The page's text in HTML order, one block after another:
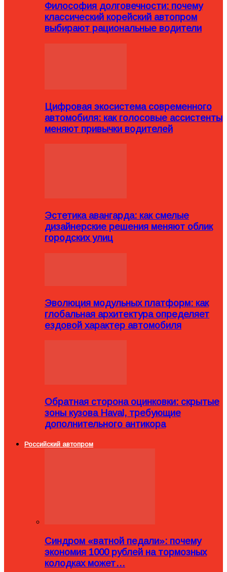
Философия долговечности: почему
классический корейский автопром
выбирают рациональные водители
Цифровая экосистема современного
автомобиля: как голосовые ассистенты
меняют привычки водителей
Эстетика авангарда: как смелые
дизайнерские решения меняют облик
городских улиц
Эволюция модульных платформ: как
глобальная архитектура определяет
ездовой характер автомобиля
Обратная сторона оцинковки: скрытые
зоны кузова Haval, требующие
дополнительного антикора
Российский автопром
Синдром «ватной педали»: почему
экономия 1000 рублей на тормозных
колодках может…